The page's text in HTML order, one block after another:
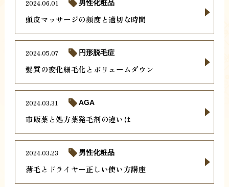
頭皮マッサージの頻度と適切な時間
2024.06.01 男性化粧品
髪質の変化細毛化とボリュームダウン
2024.05.07 円形脱毛症
市販薬と処方薬発毛剤の違いは
2024.03.31 AGA
薄毛とドライヤー正しい使い方講座
2024.03.23 男性化粧品